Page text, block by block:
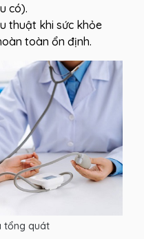
có).
thuật khi sức khỏe
toàn ổn định.
tổng quát